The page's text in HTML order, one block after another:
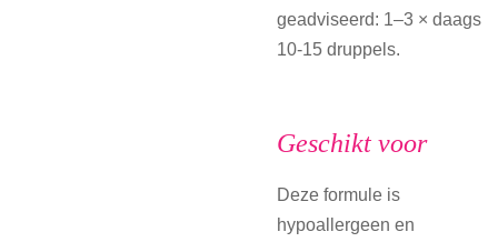
geadviseerd: 1–3 × daags
10-15 druppels.
Geschikt voor
Deze formule is
hypoallergeen en